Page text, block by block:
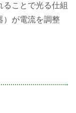
ことで光る仕組
）が電流を調整